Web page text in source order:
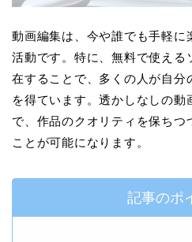
動画編集は、今や誰でも手軽に
活動です。特に、無料で使える
在することで、多くの人が自分
を得ています。透かしなしの動
で、作品のクオリティを保ちつ
ことが可能になります。
記事のポ